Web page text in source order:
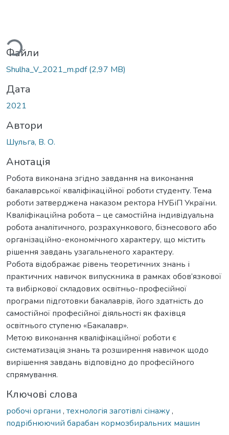
Файли
Shulha_V_2021_m.pdf(2,97 MB)
Дата
2021
Автори
Шульга, В. О.
Анотація
Робота виконана згідно завдання на виконання
бакалаврської кваліфікаційної роботи студенту. Тема
роботи затверджена наказом ректора НУБіП України.
Кваліфікаційна робота – це самостійна індивідуальна
робота аналітичного, розрахункового, бізнесового або
організаційно-економічного характеру, що містить
рішення завдань узагальненого характеру.
Робота відображає рівень теоретичних знань і
практичних навичок випускника в рамках обов’язкової
та вибіркової складових освітньо-професійної
програми підготовки бакалаврів, його здатність до
самостійної професійної діяльності як фахівця
освітнього ступеню «Бакалавр».
Метою виконання кваліфікаційної роботи є
систематизація знань та розширення навичок щодо
вирішення завдань відповідно до професійного
спрямування.
Ключові слова
робочі органи , технологія заготівлі сінажу,
подрібнюючий барабан кормозбиральних машин